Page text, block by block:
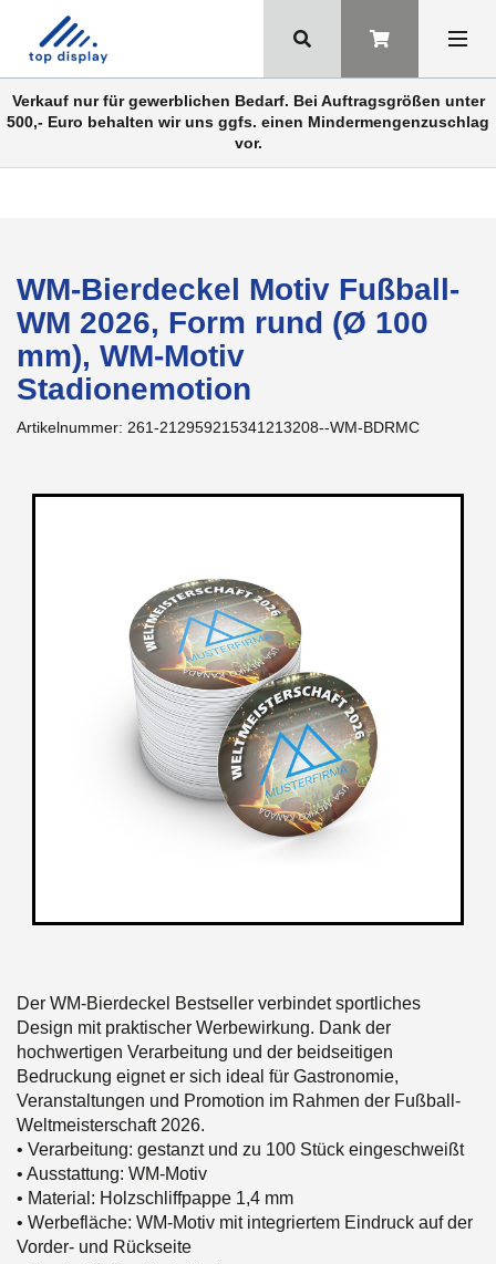
Verkauf nur für gewerblichen Bedarf. Bei Auftragsgrößen unter
500,- Euro behalten wir uns ggfs. einen Mindermengenzuschlag
vor.
WM-Bierdeckel Motiv Fußball-
WM 2026, Form rund (Ø 100
mm), WM-Motiv
Stadionemotion
Artikelnummer: 261-212959215341213208--WM-BDRMC
Der WM-Bierdeckel Bestseller verbindet sportliches
Design mit praktischer Werbewirkung. Dank der
hochwertigen Verarbeitung und der beidseitigen
Bedruckung eignet er sich ideal für Gastronomie,
Veranstaltungen und Promotion im Rahmen der Fußball-
Weltmeisterschaft 2026.
• Verarbeitung: gestanzt und zu 100 Stück eingeschweißt
• Ausstattung: WM-Motiv
• Material: Holzschliffpappe 1,4 mm
• Werbefläche: WM-Motiv mit integriertem Eindruck auf der
Vorder- und Rückseite